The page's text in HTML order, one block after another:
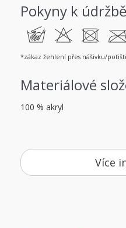
Pokyny k údržbě
c H U
*zákaz žehlení přes nášivku/
Materiálové
100 % akryl
Více